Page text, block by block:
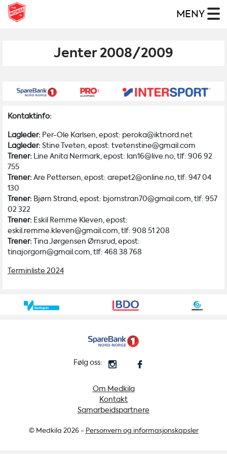
MENY
Jenter 2008/2009
Kontaktinfo:
Lagleder: Per-Ole Karlsen, epost: peroka@iktnord.net
Lagleder:Stine Tveten, epost: tvetenstine@gmail.com
Trener: Line Anita Nermark, epost: lan16@live.no, tlf: 906 92
755
Trener:Are Pettersen, epost: arepet2@online.no, tlf: 947 04
130
Trener: Bjørn Strand, epost: bjornstran70@gmail.com, tlf: 957
02 322
Trener: Eskil Remme Kleven, epost:
eskil.remme.kleven@gmail.com, tlf: 908 51 208
Trener:Tina Jørgensen Ørnsrud, epost:
tinajorgorn@gmail.com, tlf: 468 38 768
Terminliste 2024
Følg oss:
Om Medkila
Kontakt
Samarbeidspartnere
© Medkila 2026 - Personvern og informasjonskapsler